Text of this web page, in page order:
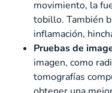
movimiento, la
tobillo. También
inflamación,
Pruebas de
imagen, como
tomografías